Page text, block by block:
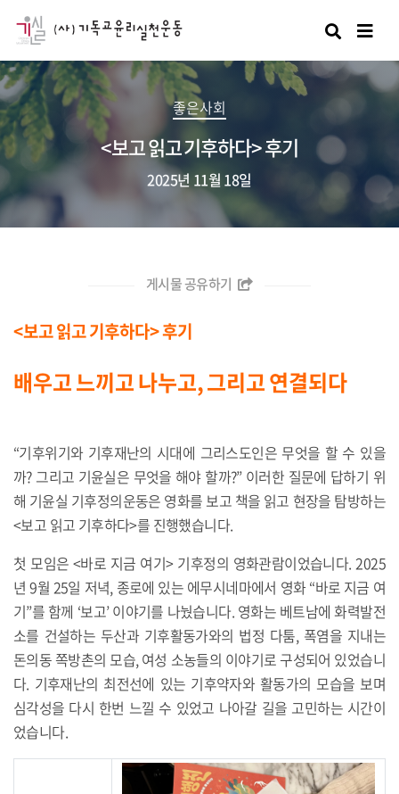
검색
좋은사회
<보고 읽고 기후하다> 후기
2025년 11월 18일
게시물 공유하기
<보고 읽고 기후하다> 후기
배우고 느끼고 나누고, 그리고 연결되다
“기후위기와 기후재난의 시대에 그리스도인은 무엇을 할 수 있을
까? 그리고 기윤실은 무엇을 해야 할까?” 이러한 질문에 답하기 위
해 기윤실 기후정의운동은 영화를 보고 책을 읽고 현장을 탐방하는
<보고 읽고 기후하다>를 진행했습니다.
첫 모임은 <바로 지금 여기> 기후정의 영화관람이었습니다. 2025
년 9월 25일 저녁, 종로에 있는 에무시네마에서 영화 “바로 지금 여
기”를 함께 ‘보고’ 이야기를 나눴습니다. 영화는 베트남에 화력발전
소를 건설하는 두산과 기후활동가와의 법정 다툼, 폭염을 지내는
돈의동 쪽방촌의 모습, 여성 소농들의 이야기로 구성되어 있었습니
다. 기후재난의 최전선에 있는 기후약자와 활동가의 모습을 보며
심각성을 다시 한번 느낄 수 있었고 나아갈 길을 고민하는 시간이
었습니다.